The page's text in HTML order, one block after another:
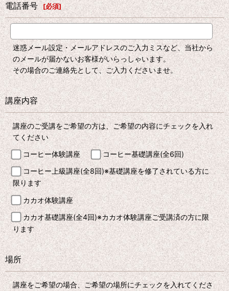
電話番号 [必須]
迷惑メール設定・メールアドレスのご入力ミスなど、当社から
のメールが届かないお客様がいらっしゃいます。
その場合のご連絡先として、ご入力くださいませ。
講座内容
講座のご受講をご希望の方は、ご希望の内容にチェックを入れ
てください
コーヒー体験講座
コーヒー基礎講座(全6回)
コーヒー上級講座(全8回)※基礎講座を修了されている方に
限ります
カカオ体験講座
カカオ基礎講座(全4回)※カカオ体験講座ご受講済の方に限
ります
場所
講座をご希望の場合、ご希望の場所にチェックを入れてくださ